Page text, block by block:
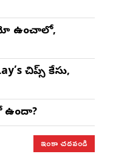
ఉంచాలో,
చిప్స్‌ కేసు,
ఉందా?
ఇంకా చదవండి